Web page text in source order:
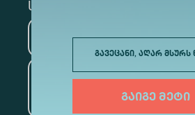
გავეცანი, აღარ მსურს
გაიგე მეტი
სექცია
მედიცინა
საინფორმაციო
ტექნოლოგიები